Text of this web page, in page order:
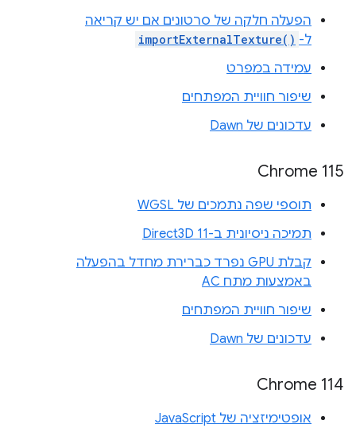
הפעלה חלקה של סרטונים אם יש קריאה
ל- importExternalTexture()
עמידה במפרט
שיפור חוויית המפתחים
עדכונים של Dawn
Chrome 115
תוספי שפה נתמכים של WGSL
תמיכה ניסיונית ב-Direct3D 11
קבלת GPU נפרד כברירת מחדל בהפעלה
באמצעות מתח AC
שיפור חוויית המפתחים
עדכונים של Dawn
Chrome 114
אופטימיזציה של JavaScript